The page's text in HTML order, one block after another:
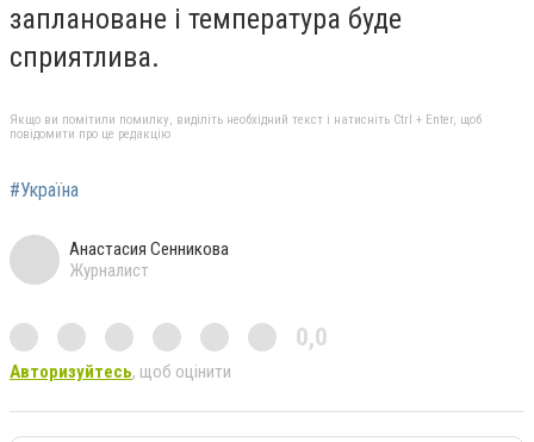
заплановане і температура буде
сприятлива.
Якщо ви помітили помилку, виділіть необхідний текст і натисніть Ctrl + Enter, щоб
повідомити про це редакцію
#Україна
Анастасия Сенникова
Журналист
0,0
Авторизуйтесь, щоб оцінити